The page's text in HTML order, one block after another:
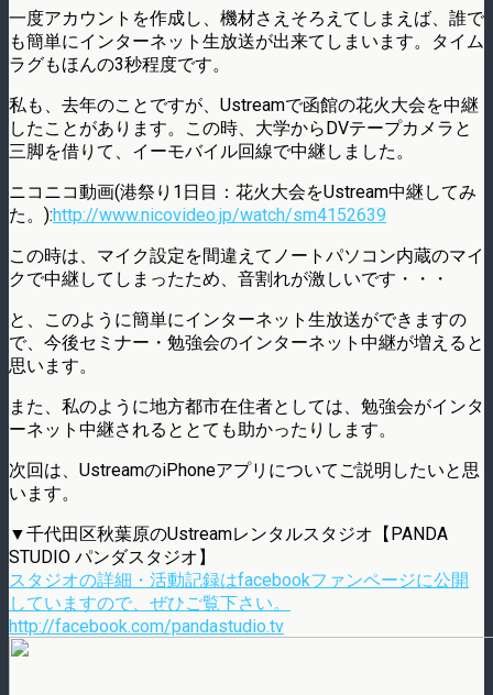
一度アカウントを作成し、機材さえそろえてしまえば、誰で
も簡単にインターネット生放送が出来てしまいます。タイム
ラグもほんの3秒程度です。
私も、去年のことですが、Ustreamで函館の花火大会を中継
したことがあります。この時、大学からDVテープカメラと
三脚を借りて、イーモバイル回線で中継しました。
ニコニコ動画(港祭り1日目：花火大会をUstream中継してみ
た。):http://www.nicovideo.jp/watch/sm4152639
この時は、マイク設定を間違えてノートパソコン内蔵のマイ
クで中継してしまったため、音割れが激しいです・・・
と、このように簡単にインターネット生放送ができますの
で、今後セミナー・勉強会のインターネット中継が増えると
思います。
また、私のように地方都市在住者としては、勉強会がインタ
ーネット中継されるととても助かったりします。
次回は、UstreamのiPhoneアプリについてご説明したいと思
います。
▼千代田区秋葉原のUstreamレンタルスタジオ【PANDA
STUDIO パンダスタジオ】
スタジオの詳細・活動記録はfacebookファンページに公開
していますので、ぜひご覧下さい。
http://facebook.com/pandastudio.tv